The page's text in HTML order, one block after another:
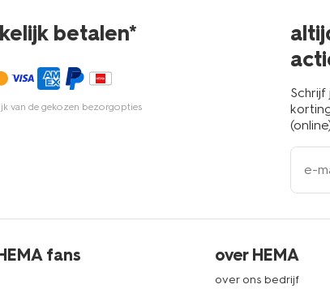
betalen*
van de gekozen bezorgopties
e-
fans over HEMA
over ons bedrijf